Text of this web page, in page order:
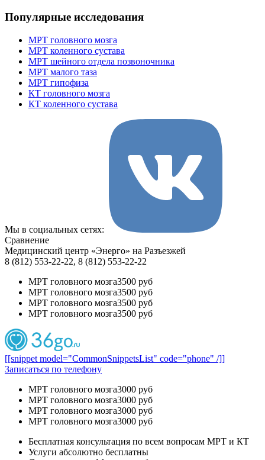
Популярные исследования
МРТ головного мозга
МРТ коленного сустава
МРТ шейного отдела позвоночника
МРТ малого таза
МРТ гипофиза
КТ головного мозга
КТ коленного сустава
Мы в социальных сетях:
Сравнение
Медицинский центр «Энерго» на Разъезжей
8 (812) 553-22-22, 8 (812) 553-22-22
МРТ головного мозга3500 руб
МРТ головного мозга3500 руб
МРТ головного мозга3500 руб
МРТ головного мозга3500 руб
[[snippet model="CommonSnippetsList" code="phone" /]]
Записаться по телефону
МРТ головного мозга3000 руб
МРТ головного мозга3000 руб
МРТ головного мозга3000 руб
МРТ головного мозга3000 руб
Бесплатная консультация по всем вопросам МРТ и КТ
Услуги абсолютно бесплатны